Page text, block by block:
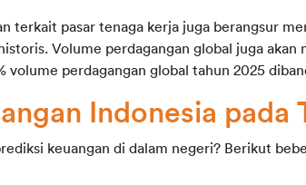
terkait pasar tenaga kerja juga berangsur
Volume perdagangan global juga
volume perdagangan global tahun 2025
Indonesia pada
keuangan di dalam negeri? Berikut